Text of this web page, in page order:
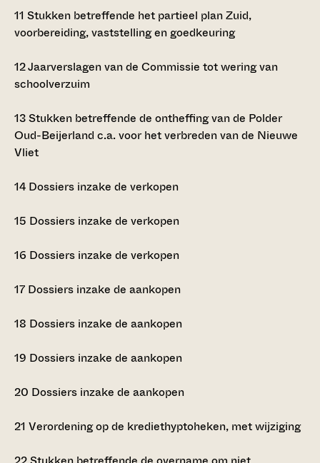
11 Stukken betreffende het partieel plan Zuid,
voorbereiding, vaststelling en goedkeuring
12Jaarverslagen van de Commissie tot wering van
schoolverzuim
13Stukken betreffende de ontheffing van de Polder
Oud-Beijerland c.a. voor het verbreden van de Nieuwe
Vliet
14 Dossiers inzake de verkopen
15 Dossiers inzake de verkopen
16 Dossiers inzake de verkopen
17 Dossiers inzake de aankopen
18 Dossiers inzake de aankopen
19 Dossiers inzake de aankopen
20 Dossiers inzake de aankopen
21 Verordening op de krediethyptoheken, met wijziging